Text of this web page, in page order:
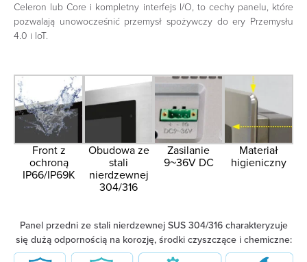
Celeron lub Core i kompletny interfejs I/O, to cechy panelu, które
pozwalają unowocześnić przemysł spożywczy do ery Przemysłu
4.0 i IoT.
Front z
ochroną
IP66/IP69K
Obudowa ze
stali
nierdzewnej
304/316
Zasilanie
9~36V DC
Materiał
higieniczny
Panel przedni ze stali nierdzewnej SUS 304/316 charakteryzuje
się dużą odpornością na korozję, środki czyszczące i chemiczne: